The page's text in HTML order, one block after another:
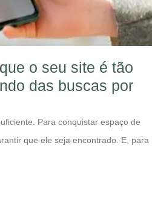
o seu site é tão
das buscas por
Para conquistar espaço de
que ele seja encontrado. E, para